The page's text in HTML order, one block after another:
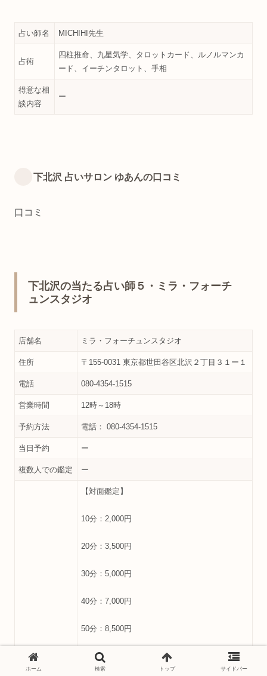
占い師名 MICHIHI先生
占術
四柱推命、九星気学、タロットカード、ルノルマンカ
ード、イーチンタロット、手相
得意な相
談内容
ー
下北沢 占いサロン ゆあんの口コミ
口コミ
下北沢の当たる占い師５・ミラ・フォーチ
ュンスタジオ
店舗名 ミラ・フォーチュンスタジオ
住所 〒155-0031 東京都世田谷区北沢２丁目３１ー１
電話 080-4354-1515
営業時間 12時～18時
予約方法 電話： 080-4354-1515
当日予約 ー
複数人での鑑定 ー
【対面鑑定】
10分：2,000円
20分：3,500円
30分：5,000円
40分：7,000円
50分：8,500円
60分：10,000円
ホーム 検索 トップ サイドバー